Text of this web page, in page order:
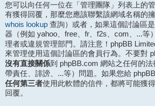
您可以向任何一位在「管理團隊」列表上的
有獲得回覆，那麼您應該聯繫該網域名稱的
whois lookup 查詢）或者，如果這個討論區
器（例如 yahoo、free、fr、f2s、com、...等
理者或違規管理部門。請注意！phpBB
來管理使用這個討論區的會員行為。不要對
沒有直接關係到 phpBB.com 網站之任何的
帶責任、誹謗、...等）問題。如果您給
任何第三者使用此軟體的信件，都將可能獲
回覆。